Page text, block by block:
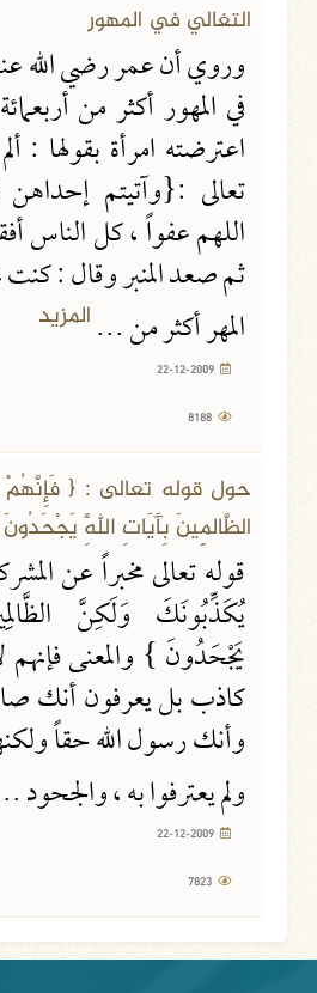
التغالي في المهور
وروي أن عمر رضي الله
في المهور أكثر من
اعترضته امرأة بقولها :
تعالى :{وآتيتم
اللهم عفواً ، كل الناس
ثم صعد المنبر وقال :
المهر أكثر من ... المزيد
حول قوله تعالى : { فَإِنَّهُمْ
الظَّالِمِينَ بِآَيَاتِ اللَّهِ
قوله تعالى مخبراً عن
يُكَذِّبُونَكَ وَلَكِنَّ
يَجْحَدُونَ } والمعنى
كاذب بل يعرفون أنك
وأنك رسول الله حقاً
ولم يعترفوا به ، والجحود